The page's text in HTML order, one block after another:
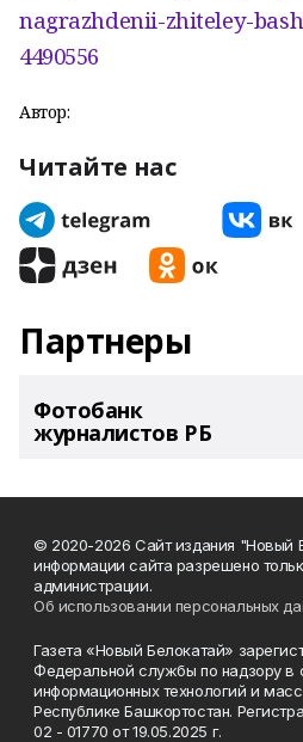
nagrazhdenii-zhiteley-
4490556
Автор:
Читайте нас
Партнеры
Фотобанк
журналистов РБ
© 2020-2026 Сайт издания "Новый
информации сайта разрешено
администрации.
Об использовании персональных
Газета «Новый Белокатай»
Федеральной службы по надзору в
информационных технологий и
Республике Башкортостан.
02 - 01770 от 19.05.2025 г.